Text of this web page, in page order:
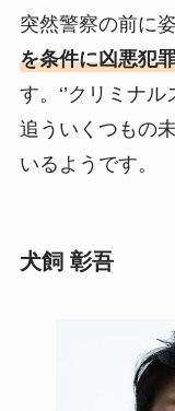
突然警察の前に
を条件に凶悪犯
す。‘’クリミナ
追ういくつもの
いるようです。
犬飼 彰吾